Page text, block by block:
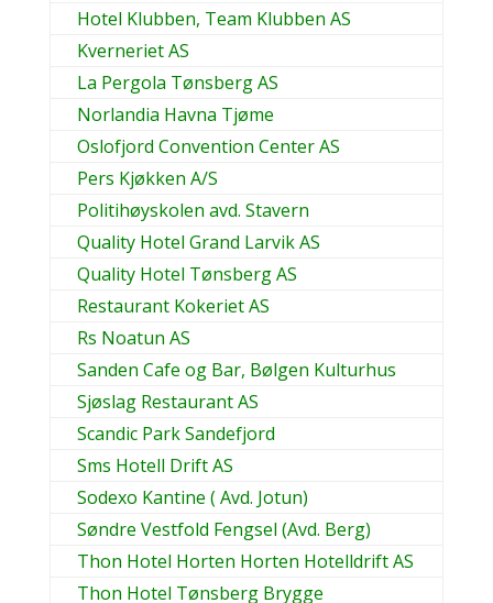
Hotel Klubben, Team Klubben AS
Kverneriet AS
La Pergola Tønsberg AS
Norlandia Havna Tjøme
Oslofjord Convention Center AS
Pers Kjøkken A/S
Politihøyskolen avd. Stavern
Quality Hotel Grand Larvik AS
Quality Hotel Tønsberg AS
Restaurant Kokeriet AS
Rs Noatun AS
Sanden Cafe og Bar, Bølgen Kulturhus
Sjøslag Restaurant AS
Scandic Park Sandefjord
Sms Hotell Drift AS
Sodexo Kantine ( Avd. Jotun)
Søndre Vestfold Fengsel (Avd. Berg)
Thon Hotel Horten Horten Hotelldrift AS
Thon Hotel Tønsberg Brygge